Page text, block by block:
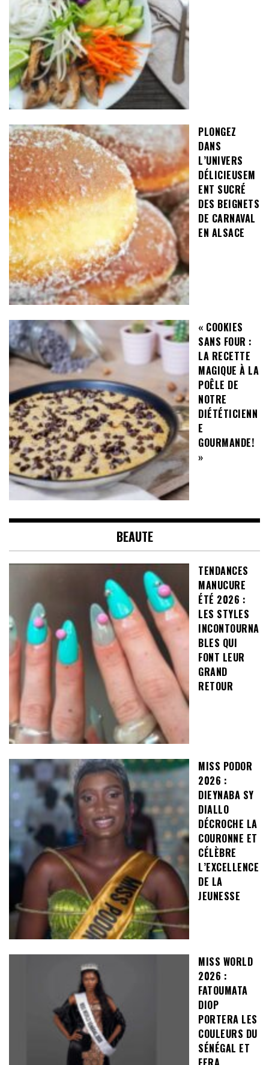
PLONGEZ
DANS
L’UNIVERS
DÉLICIEUSEM
ENT SUCRÉ
DES BEIGNETS
DE CARNAVAL
EN ALSACE
« COOKIES
SANS FOUR :
LA RECETTE
MAGIQUE À LA
POÊLE DE
NOTRE
DIÉTÉTICIENN
E
GOURMANDE!
»
BEAUTE
TENDANCES
MANUCURE
ÉTÉ 2026 :
LES STYLES
INCONTOURNA
BLES QUI
FONT LEUR
GRAND
RETOUR
MISS PODOR
2026 :
DIEYNABA SY
DIALLO
DÉCROCHE LA
COURONNE ET
CÉLÈBRE
L’EXCELLENCE
DE LA
JEUNESSE
MISS WORLD
2026 :
FATOUMATA
DIOP
PORTERA LES
COULEURS DU
SÉNÉGAL ET